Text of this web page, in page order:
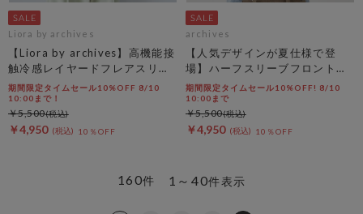
Liora by archives
【Liora by archives】高機能接
触冷感レイヤードフレアスリー
ブＴＥＥ
期間限定タイムセール10%OFF 8/10
10:00まで！
￥4,950 10％OFF
￥5,500
archives
【人気デザインが夏仕様で登
場】ハーフスリーブフロントタ
ックカットＴＯＰＳ
期間限定タイムセール10%OFF! 8/10
10:00まで
￥4,950 10％OFF
￥5,500
1～40件表示
160件